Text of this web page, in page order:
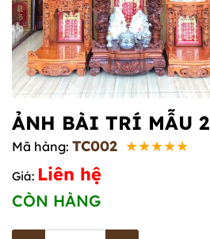
ẢNH BÀI TRÍ MẪU 2
Mã hàng: TC002 ★★★★★
Giá: Liên hệ
CÒN HÀNG